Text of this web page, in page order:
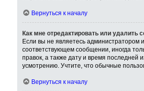
Вернуться к началу
Как мне отредактировать или удалить
Если вы не являетесь администратором
соответствующем сообщении, иногда
правок, а также дату и время последней
усмотрению. Учтите, что обычные
Вернуться к началу